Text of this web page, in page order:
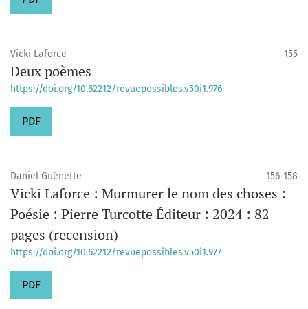
Vicki Laforce 155
Deux poèmes
https://doi.org/10.62212/revuepossibles.v50i1.976
PDF
Daniel Guénette 156-158
Vicki Laforce : Murmurer le nom des choses :
Poésie : Pierre Turcotte Éditeur : 2024 : 82
pages (recension)
https://doi.org/10.62212/revuepossibles.v50i1.977
PDF